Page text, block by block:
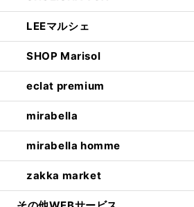
LEEマルシェ
SHOP Marisol
eclat premium
mirabella
mirabella homme
zakka market